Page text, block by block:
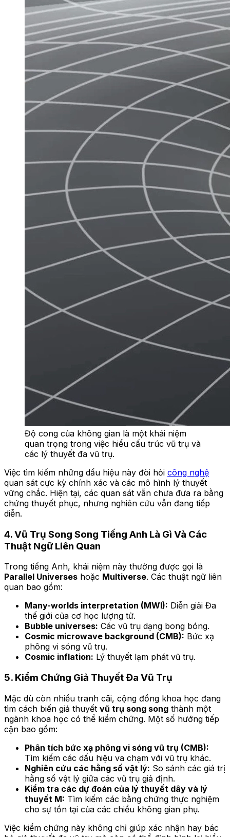
Độ cong của không gian là một khái niệm
quan trọng trong việc hiểu cấu trúc vũ trụ và
các lý thuyết đa vũ trụ.
Việc tìm kiếm những dấu hiệu này đòi hỏi công nghệ
quan sát cực kỳ chính xác và các mô hình lý thuyết
vững chắc. Hiện tại, các quan sát vẫn chưa đưa ra bằng
chứng thuyết phục, nhưng nghiên cứu vẫn đang tiếp
diễn.
4. Vũ Trụ Song Song Tiếng Anh Là Gì Và Các
Thuật Ngữ Liên Quan
Trong tiếng Anh, khái niệm này thường được gọi là
Parallel Universes hoặc Multiverse. Các thuật ngữ liên
quan bao gồm:
Many-worlds interpretation (MWI): Diễn giải Đa
thế giới của cơ học lượng tử.
Bubble universes: Các vũ trụ dạng bong bóng.
Cosmic microwave background (CMB): Bức xạ
phông vi sóng vũ trụ.
Cosmic inflation: Lý thuyết lạm phát vũ trụ.
5. Kiểm Chứng Giả Thuyết Đa Vũ Trụ
Mặc dù còn nhiều tranh cãi, cộng đồng khoa học đang
tìm cách biến giả thuyết vũ trụ song song thành một
ngành khoa học có thể kiểm chứng. Một số hướng tiếp
cận bao gồm:
Phân tích bức xạ phông vi sóng vũ trụ (CMB):
Tìm kiếm các dấu hiệu va chạm với vũ trụ khác.
Nghiên cứu các hằng số vật lý: So sánh các giá trị
hằng số vật lý giữa các vũ trụ giả định.
Kiểm tra các dự đoán của lý thuyết dây và lý
thuyết M: Tìm kiếm các bằng chứng thực nghiệm
cho sự tồn tại của các chiều không gian phụ.
Việc kiểm chứng này không chỉ giúp xác nhận hay bác